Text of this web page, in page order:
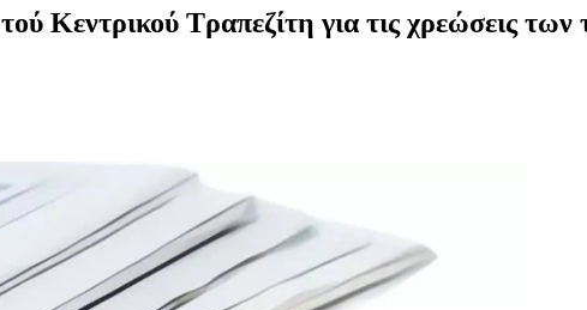
Κεντρικού Τραπεζίτη για τις χρεώσεις των